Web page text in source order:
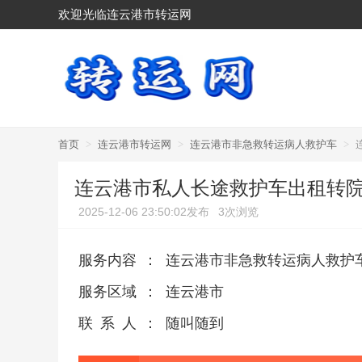
欢迎光临连云港市转运网
首页 > 连云港市转运网 > 连云港市非急救转运病人救护车 >
连云港市私人长途救护车出租转
2025-12-06 23:50:02发布 3次浏览
服务内容 ：
连云港市非急救转运病人救护
服务区域
：
连云港市
联系人
： 随叫随到